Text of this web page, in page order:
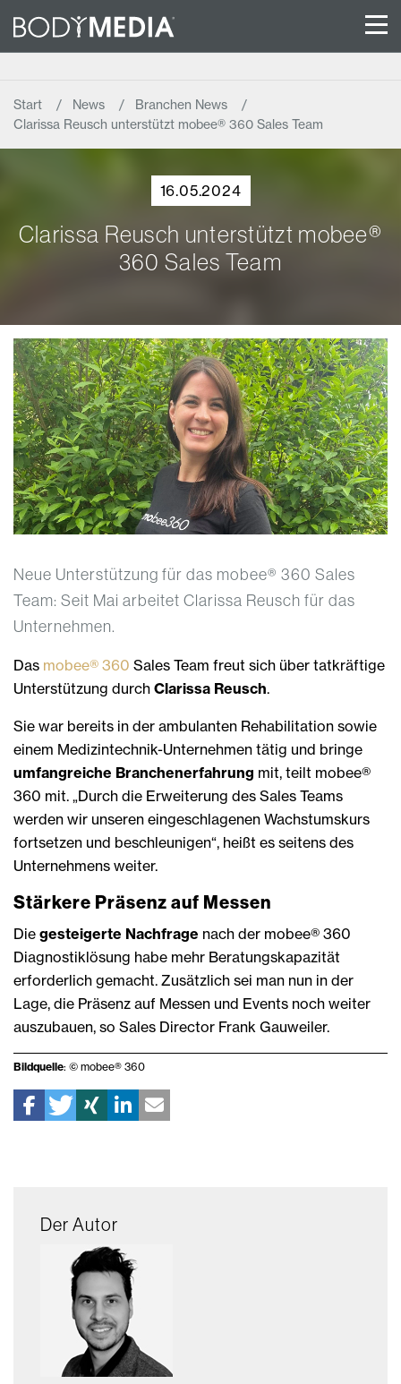
Start News
Branchen News
Clarissa Reusch unterstützt mobee® 360 Sales Team
16.05.2024
Clarissa Reusch unterstützt mobee®
360 Sales Team
Neue Unterstützung für das mobee® 360 Sales
Team: Seit Mai arbeitet Clarissa Reusch für das
Unternehmen.
Das mobee® 360 Sales Team freut sich über tatkräftige
Unterstützung durch Clarissa Reusch.
Sie war bereits in der ambulanten Rehabilitation sowie
einem Medizintechnik-Unternehmen tätig und bringe
umfangreiche Branchenerfahrung mit, teilt mobee®
360 mit. „Durch die Erweiterung des Sales Teams
werden wir unseren eingeschlagenen Wachstumskurs
fortsetzen und beschleunigen“, heißt es seitens des
Unternehmens weiter.
Stärkere Präsenz auf Messen
Die gesteigerte Nachfrage nach der mobee® 360
Diagnostiklösung habe mehr Beratungskapazität
erforderlich gemacht. Zusätzlich sei man nun in der
Lage, die Präsenz auf Messen und Events noch weiter
auszubauen, so Sales Director Frank Gauweiler.
Bildquelle: © mobee® 360
Der Autor